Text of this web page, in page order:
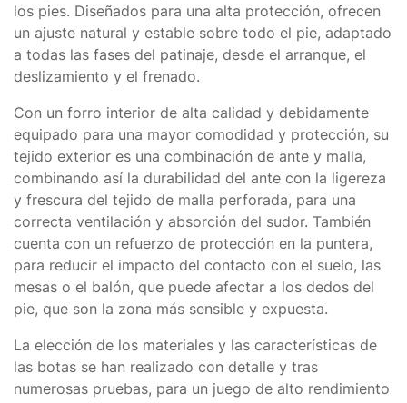
los pies. Diseñados para una alta protección, ofrecen
un ajuste natural y estable sobre todo el pie, adaptado
a todas las fases del patinaje, desde el arranque, el
deslizamiento y el frenado.
Con un forro interior de alta calidad y debidamente
equipado para una mayor comodidad y protección, su
tejido exterior es una combinación de ante y malla,
combinando así la durabilidad del ante con la ligereza
y frescura del tejido de malla perforada, para una
correcta ventilación y absorción del sudor. También
cuenta con un refuerzo de protección en la puntera,
para reducir el impacto del contacto con el suelo, las
mesas o el balón, que puede afectar a los dedos del
pie, que son la zona más sensible y expuesta.
La elección de los materiales y las características de
las botas se han realizado con detalle y tras
numerosas pruebas, para un juego de alto rendimiento